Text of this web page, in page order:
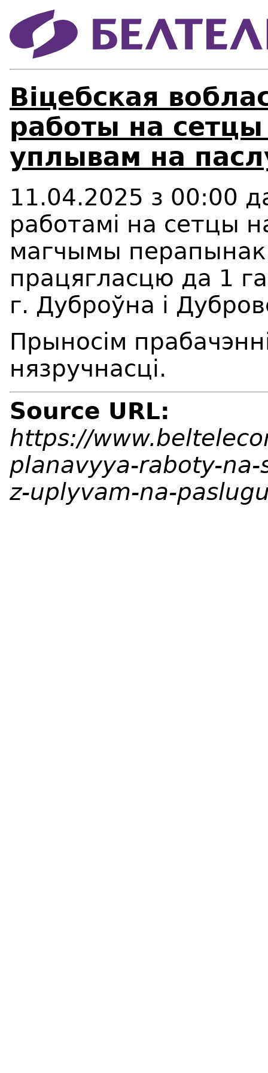
Віцебская
работы на
уплывам на
11.04.2025 з 00:00
работамi на сетцы
магчымы перапынак
працягласцю да 1
г. Дуброўна і
Прыносім
нязручнасці.
Source URL:
https://
planavyya-raboty-
z-uplyvam-na-